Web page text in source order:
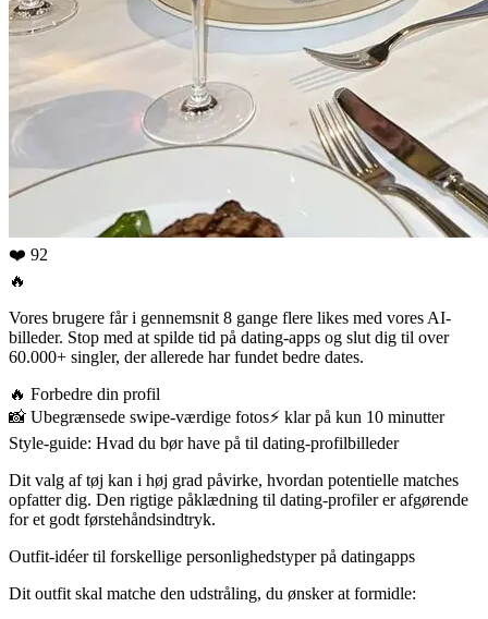
❤️ 92
🔥
Vores brugere får i gennemsnit 8 gange flere likes med vores AI-
billeder. Stop med at spilde tid på dating-apps og slut dig til over
60.000+ singler, der allerede har fundet bedre dates.
🔥 Forbedre din profil
📸 Ubegrænsede swipe-værdige fotos⚡️ klar på kun 10 minutter
Style-guide: Hvad du bør have på til dating-profilbilleder
Dit valg af tøj kan i høj grad påvirke, hvordan potentielle matches
opfatter dig. Den rigtige påklædning til dating-profiler er afgørende
for et godt førstehåndsindtryk.
Outfit-idéer til forskellige personlighedstyper på datingapps
Dit outfit skal matche den udstråling, du ønsker at formidle: